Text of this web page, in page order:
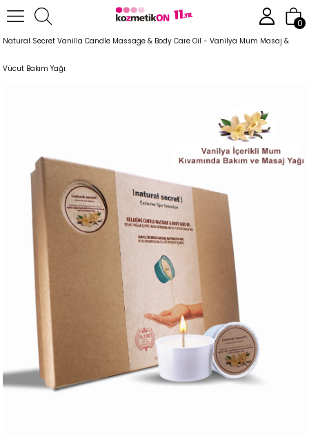
0
Anasayfa Vücut Bakım Ürünleri Bakım ve Masaj Mum Yağları
Natural Secret Vanilla Candle Massage & Body Care Oil - Vanilya Mum Masaj &
Vücut Bakım Yağı